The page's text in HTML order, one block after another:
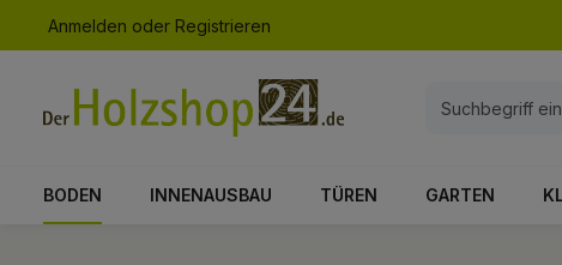
Zur Hauptnavigation springen
Anmelden oder Registrieren
BODEN INNENAUSBAU TÜREN GARTEN